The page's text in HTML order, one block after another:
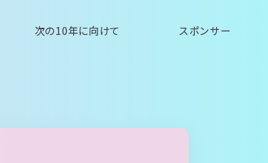
次の10年に向けて スポンサー